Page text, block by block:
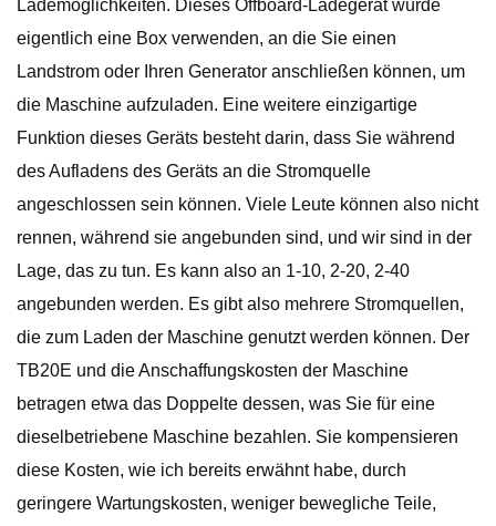
Lademöglichkeiten. Dieses Offboard-Ladegerät würde
eigentlich eine Box verwenden, an die Sie einen
Landstrom oder Ihren Generator anschließen können, um
die Maschine aufzuladen. Eine weitere einzigartige
Funktion dieses Geräts besteht darin, dass Sie während
des Aufladens des Geräts an die Stromquelle
angeschlossen sein können. Viele Leute können also nicht
rennen, während sie angebunden sind, und wir sind in der
Lage, das zu tun. Es kann also an 1-10, 2-20, 2-40
angebunden werden. Es gibt also mehrere Stromquellen,
die zum Laden der Maschine genutzt werden können. Der
TB20E und die Anschaffungskosten der Maschine
betragen etwa das Doppelte dessen, was Sie für eine
dieselbetriebene Maschine bezahlen. Sie kompensieren
diese Kosten, wie ich bereits erwähnt habe, durch
geringere Wartungskosten, weniger bewegliche Teile,